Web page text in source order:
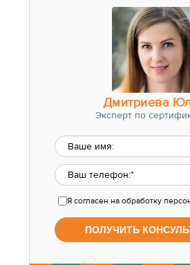
Дмитриева
Эксперт по
Я согласен на обработку